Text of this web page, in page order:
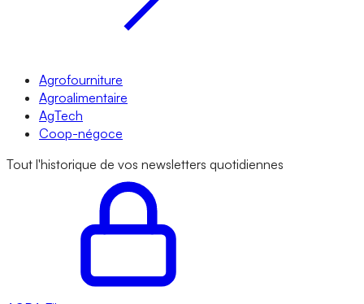
Agrofourniture
Agroalimentaire
AgTech
Coop-négoce
Tout l'historique de vos newsletters quotidiennes